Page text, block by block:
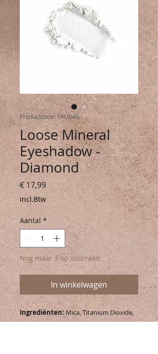
Productcode: SKU046
Loose Mineral
Eyeshadow -
Diamond
€ 17,99Prijs
incl.Btw
Aantal *
Nog maar 3 op voorraad
In winkelwagen
Ingrediënten:Mica, Titanium Dioxide,
Boron Nitride, Tin Oxide, Kaolin, Silica,